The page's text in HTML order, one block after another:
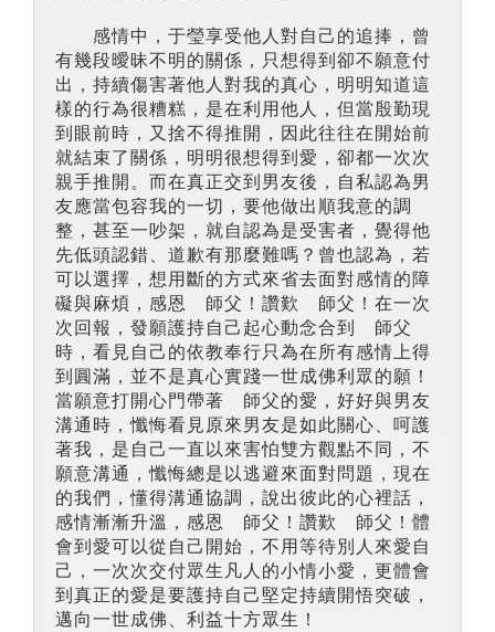
感情中，于瑩享受他人對自己的追捧，曾
有幾段曖昧不明的關係，只想得到卻不願意付
出，持續傷害著他人對我的真心，明明知道這
樣的行為很糟糕，是在利用他人，但當殷勤現
到眼前時，又捨不得推開，因此往往在開始前
就結束了關係，明明很想得到愛，卻都一次次
親手推開。而在真正交到男友後，自私認為男
友應當包容我的一切，要他做出順我意的調
整，甚至一吵架，就自認為是受害者，覺得他
先低頭認錯、道歉有那麼難嗎？曾也認為，若
可以選擇，想用斷的方式來省去面對感情的障
礙與麻煩，感恩 師父！讚歎 師父！在一次
次回報，發願護持自己起心動念合到 師父
時，看見自己的依教奉行只為在所有感情上得
到圓滿，並不是真心實踐一世成佛利眾的願！
當願意打開心門帶著 師父的愛，好好與男友
溝通時，懺悔看見原來男友是如此關心、呵護
著我，是自己一直以來害怕雙方觀點不同，不
願意溝通，懺悔總是以逃避來面對問題，現在
的我們，懂得溝通協調，說出彼此的心裡話，
感情漸漸升溫，感恩 師父！讚歎 師父！體
會到愛可以從自己開始，不用等待別人來愛自
己，一次次交付眾生凡人的小情小愛，更體會
到真正的愛是要護持自己堅定持續開悟突破，
邁向一世成佛、利益十方眾生！